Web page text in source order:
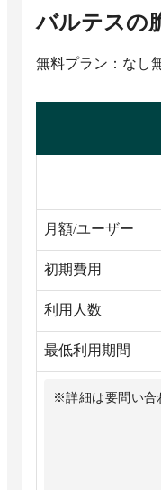
バルテスの
無料プラン：なし
月額/ユーザー
初期費用
利用人数
最低利用期間
※詳細は要問い合